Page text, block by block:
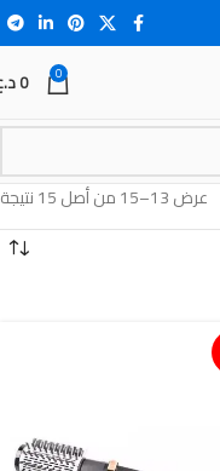
0
0
عرض 13–15 من أصل 15 نتيجة